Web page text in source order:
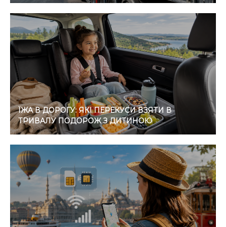
ЇЖА В ДОРОГУ: ЯКІ ПЕРЕКУСИ ВЗЯТИ В
ТРИВАЛУ ПОДОРОЖ З ДИТИНОЮ